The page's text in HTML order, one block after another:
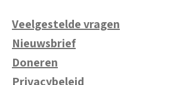
Veelgestelde vragen
Nieuwsbrief
Doneren
Privacybeleid